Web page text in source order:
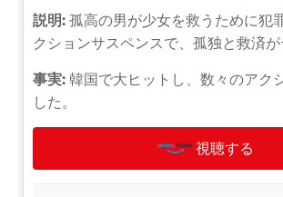
説明: 孤高の男が少女を救うために犯
クションサスペンスで、孤独と救済が
事実: 韓国で大ヒットし、数々のアク
した。
視聴する